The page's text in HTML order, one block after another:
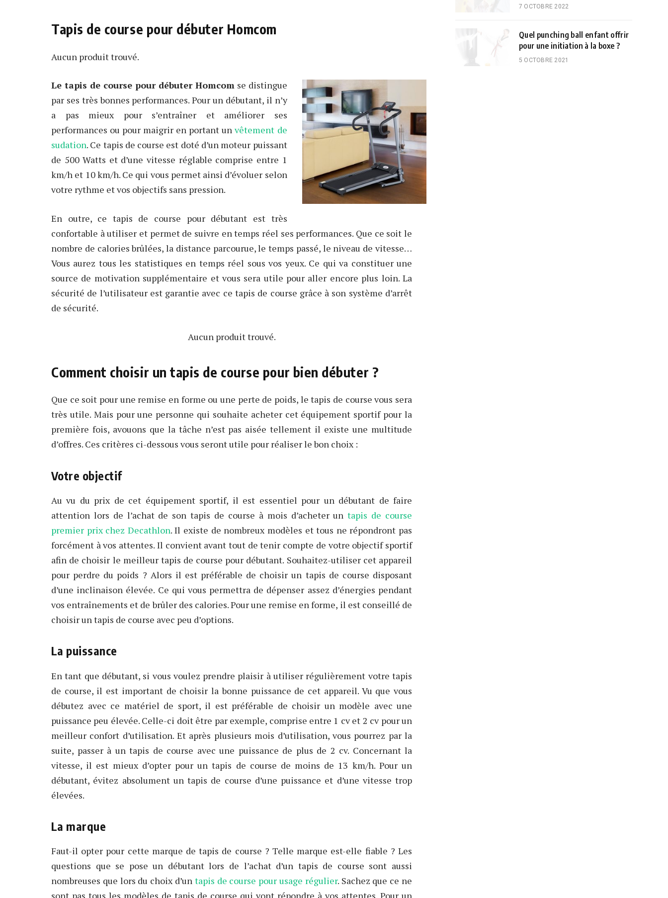
Tapis de course pour débuter Homcom
Aucun produit trouvé.
Le tapis de course pour débuter Homcomse distingue
par ses très bonnes performances. Pour un débutant, il n’y
a pas mieux pour s’entraîner et améliorer ses
performances ou pour maigrir en portant unvêtement de
sudation. Ce tapis de course est doté d’un moteur puissant
de 500 Watts et d’une vitesse réglable comprise entre 1
km/h et 10 km/h. Ce qui vous permet ainsi d’évoluer selon
votre rythme et vos objectifs sans pression.
En outre, ce tapis de course pour débutant est très
confortable à utiliser et permet de suivre en temps réel ses performances. Que ce soit le
nombre de calories brûlées, la distance parcourue, le temps passé, le niveau de vitesse…
Vous aurez tous les statistiques en temps réel sous vos yeux. Ce qui va constituer une
source de motivation supplémentaire et vous sera utile pour aller encore plus loin. La
sécurité de l’utilisateur est garantie avec ce tapis de course grâce à son système d’arrêt
de sécurité.
Aucun produit trouvé.
Comment choisir un tapis de course pour bien débuter ?
Que ce soit pour une remise en forme ou une perte de poids, le tapis de course vous sera
très utile. Mais pour une personne qui souhaite acheter cet équipement sportif pour la
première fois, avouons que la tâche n’est pas aisée tellement il existe une multitude
d’offres. Ces critères ci-dessous vous seront utile pour réaliser le bon choix :
Votre objectif
Au vu du prix de cet équipement sportif, il est essentiel pour un débutant de faire
attention lors de l’achat de son tapis de course à mois d’acheter untapis de course
premier prix chez Decathlon. Il existe de nombreux modèles et tous ne répondront pas
forcément à vos attentes. Il convient avant tout de tenir compte de votre objectif sportif
afin de choisir le meilleur tapis de course pour débutant. Souhaitez-utiliser cet appareil
pour perdre du poids ? Alors il est préférable de choisir un tapis de course disposant
d’une inclinaison élevée. Ce qui vous permettra de dépenser assez d’énergies pendant
vos entraînements et de brûler des calories. Pour une remise en forme, il est conseillé de
choisir un tapis de course avec peu d’options.
La puissance
En tant que débutant, si vous voulez prendre plaisir à utiliser régulièrement votre tapis
de course, il est important de choisir la bonne puissance de cet appareil. Vu que vous
débutez avec ce matériel de sport, il est préférable de choisir un modèle avec une
puissance peu élevée. Celle-ci doit être par exemple, comprise entre 1 cv et 2 cv pour un
meilleur confort d’utilisation. Et après plusieurs mois d’utilisation, vous pourrez par la
suite, passer à un tapis de course avec une puissance de plus de 2 cv. Concernant la
vitesse, il est mieux d’opter pour un tapis de course de moins de 13 km/h. Pour un
débutant, évitez absolument un tapis de course d’une puissance et d’une vitesse trop
élevées.
La marque
Faut-il opter pour cette marque de tapis de course ? Telle marque est-elle fiable ? Les
questions que se pose un débutant lors de l’achat d’un tapis de course sont aussi
nombreuses que lors du choix d’un tapis de course pour usage régulier. Sachez que ce ne
sont pas tous les modèles de tapis de course qui vont répondre à vos attentes. Pour un
7 OCTOBRE 2022
Quel punching ball enfant offrir
pour une initiation à la boxe ?
5 OCTOBRE 2021